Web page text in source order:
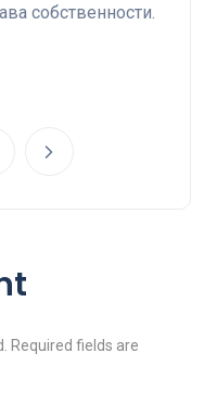
собственности.
Required fields are